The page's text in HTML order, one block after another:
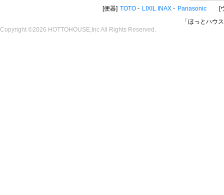
便器 TOTO LIXIL INAX Panasonic
「ほっとハウ
Copyright ©2026 HOTTOHOUSE,Inc All Rights Reserved.